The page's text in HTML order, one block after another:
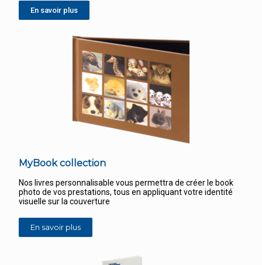
En savoir plus
MyBook collection
Nos livres personnalisable vous permettra de créer le book
photo de vos prestations, tous en appliquant votre identité
visuelle sur la couverture
En savoir plus